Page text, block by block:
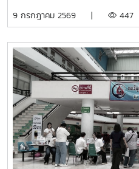
ที่ 6–7 กรกฎาคม 2569 ณ ห้อ
บุคลากรจากทั้งเครือข่าย ทปอ.
เอกชนแห่งประเทศไทย (สสอท
พัฒนาองค์ความรู้และทักษะที่จำ
ครอบคลุมตั้งแต่:ความรู้พื้นฐานด้
ปัญหา และปัจจัยเสี่ยงต่าง ๆ กา
เบื้องต้น: ด้วยเครื่องมือมาตรฐา
ST-5 ทักษะการให้คำปรึกษาเบื้
(Active Listening), ความเข้าใ
9 กรกฎาคม 2569 | 447